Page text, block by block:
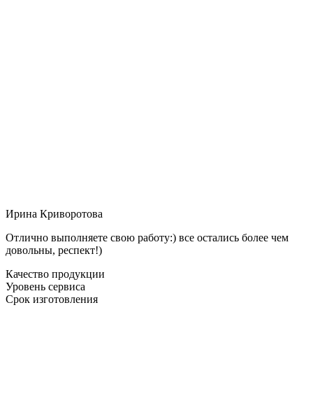
Ирина Криворотова
Отлично выполняете свою работу:) все остались более чем
довольны, респект!)
Качество продукции
Уровень сервиса
Срок изготовления